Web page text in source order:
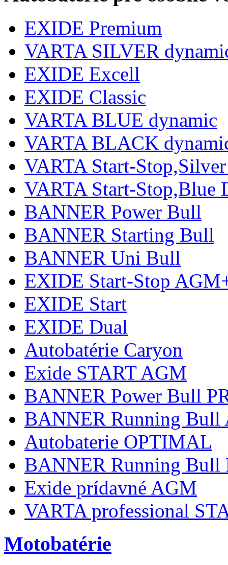
EXIDE Premium
VARTA SILVER
EXIDE Excell
EXIDE Classic
VARTA BLUE dynamic
VARTA BLACK
VARTA Start-
VARTA Start-Stop,Blue
BANNER Power Bull
BANNER Starting Bull
BANNER Uni Bull
EXIDE Start-Stop
EXIDE Start
EXIDE Dual
Autobatérie Caryon
Exide START AGM
BANNER Power Bull
BANNER Running Bull
Autobaterie OPTIMAL
BANNER Running Bull
Exide prídavné AGM
VARTA professional
Motobatérie